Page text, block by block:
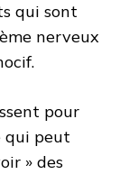
qui sont
nerveux
pour
qui peut
» des